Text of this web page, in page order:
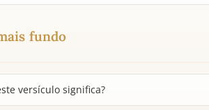
fundo
versículo significa?